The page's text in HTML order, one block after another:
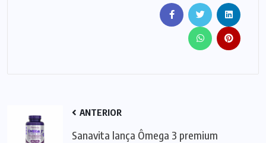
ANTERIOR
Sanavita lança Ômega 3 premium